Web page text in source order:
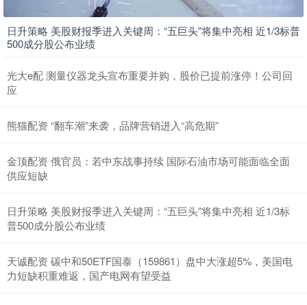
日升策略 美股财报季进入关键周：“五巨头”将集中亮相 近1/3标普
500成分股公布业绩
光大e配 测量仪器龙头宣布重要并购，股价已提前涨停！公司回
应
熊猫配资 “翻车潮”来袭，品牌营销进入“高危期”
金顶配资 俄官员：若中东战事持续 国际石油市场可能面临全面
供应短缺
日升策略 美股财报季进入关键周：“五巨头”将集中亮相 近1/3标
普500成分股公布业绩
天诚配资 碳中和50ETF国泰（159861）盘中大涨超5%，美国电
力短缺积重难返，国产电网有望受益